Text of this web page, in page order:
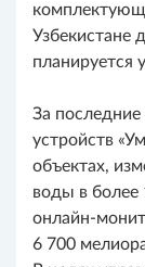
Узбекистане
планируется
За
устройств
объектах,
воды в более
онлайн-
6 700